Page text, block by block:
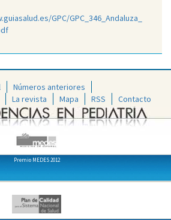
GPC/GPC_346_Andaluza_
Números anteriores
La revista Mapa RSS Contacto
Premio MEDES 2012